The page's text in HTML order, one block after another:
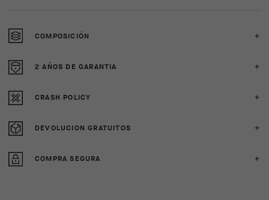
COMPOSICIÓN
2 AÑOS DE GARANTIA
CRASH POLICY
DEVOLUCION GRATUITOS
COMPRA SEGURA